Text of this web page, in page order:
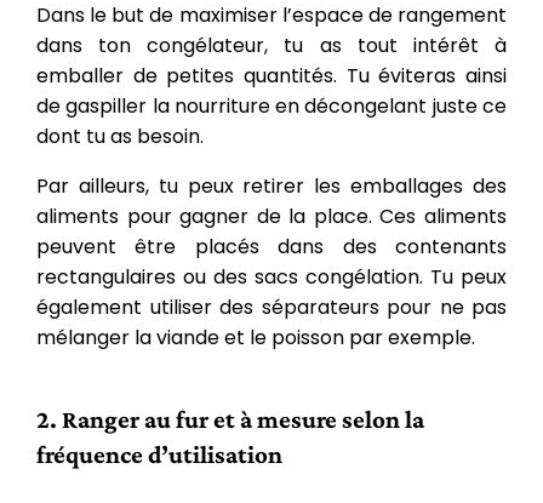
Dans le but de maximiser l’espace de rangement
dans ton congélateur, tu as tout intérêt à
emballer de petites quantités. Tu éviteras ainsi
de gaspiller la nourriture en décongelant juste ce
dont tu as besoin.
Par ailleurs, tu peux retirer les emballages des
aliments pour gagner de la place. Ces aliments
peuvent être placés dans des contenants
rectangulaires ou des sacs congélation. Tu peux
également utiliser des séparateurs pour ne pas
mélanger la viande et le poisson par exemple.
2. Ranger au fur et à mesure selon la
fréquence d’utilisation